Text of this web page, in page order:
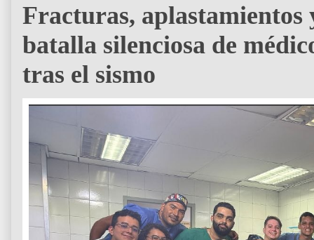
Fracturas,
batalla silenciosa de
tras el sismo